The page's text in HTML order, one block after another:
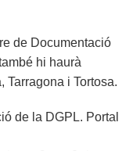
de Documentació
hi haurà
Tarragona i Tortosa.
de la DGPL. Portal